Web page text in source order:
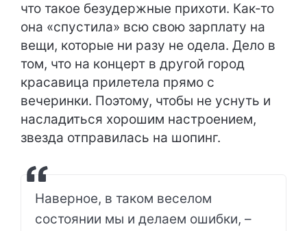
что такое безудержные прихоти. Как-то
она «спустила» всю свою зарплату на
вещи, которые ни разу не одела. Дело в
том, что на концерт в другой город
красавица прилетела прямо с
вечеринки. Поэтому, чтобы не уснуть и
насладиться хорошим настроением,
звезда отправилась на шопинг.
Наверное, в таком веселом
состоянии мы и делаем ошибки, –